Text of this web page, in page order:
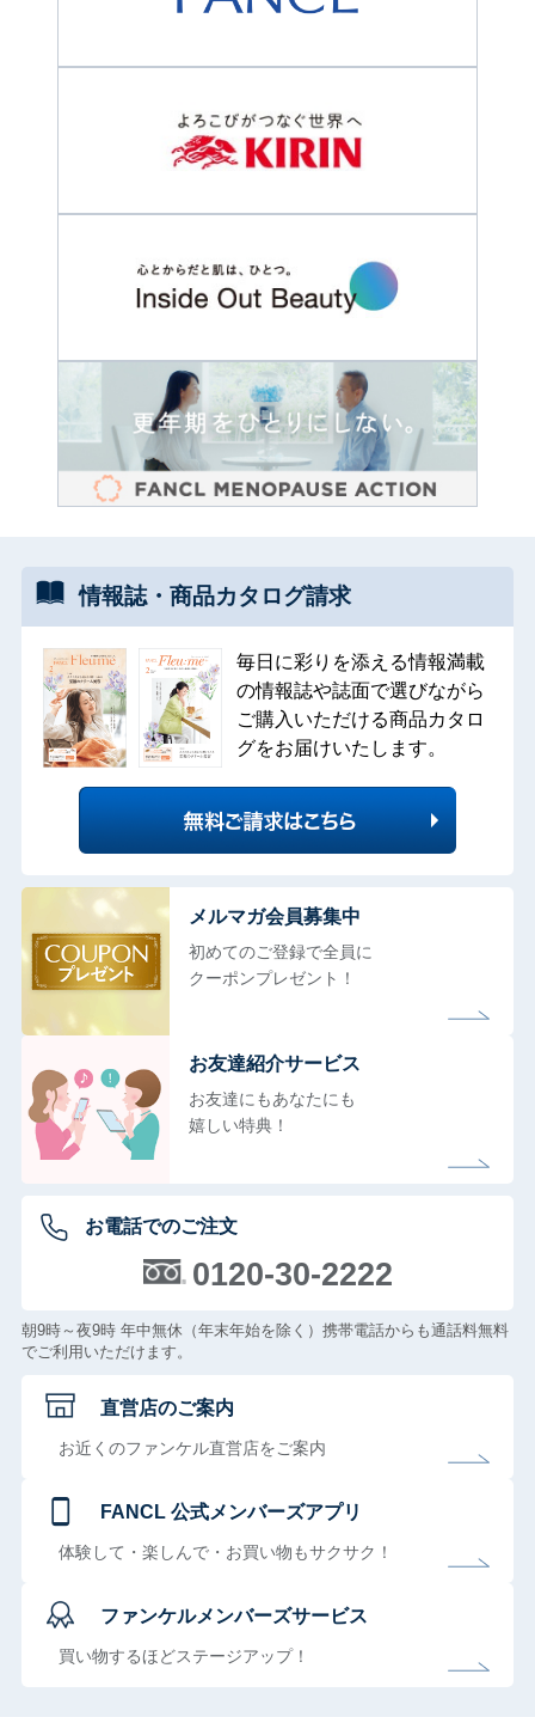
情報誌・ 商品カタログ請求
毎日に彩りを添える情報満載
の情報誌や誌面で選びながら
ご購入いただける商品カタロ
グをお届けいたします。
メルマガ会員募集中
初めてのご登録で全員に
クーポンプレゼント！
お友達紹介サービス
お友達にもあなたにも
嬉しい特典！
お電話でのご注文
0120-30-2222
朝9時～夜9時 年中無休（年末年始を除く）携帯電話からも通話料無料
でご利用いただけます。
直営店のご案内
お近くのファンケル直営店をご案内
FANCL 公式メンバーズアプリ
体験して・楽しんで・お買い物もサクサク！
ファンケルメンバーズサービス
買い物するほどステージアップ！